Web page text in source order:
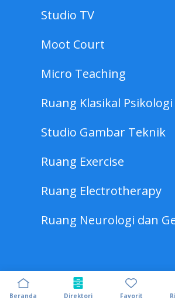
Studio TV
Moot Court
Micro Teaching
Ruang Klasikal Psikologi
Studio Gambar Teknik
Ruang Exercise
Ruang Electrotherapy
Ruang Neurologi dan
Beranda Direktori Favorit